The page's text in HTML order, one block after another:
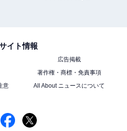
イト情報
広告掲載
著作権・商標・免責事項
意
All About ニュースについて